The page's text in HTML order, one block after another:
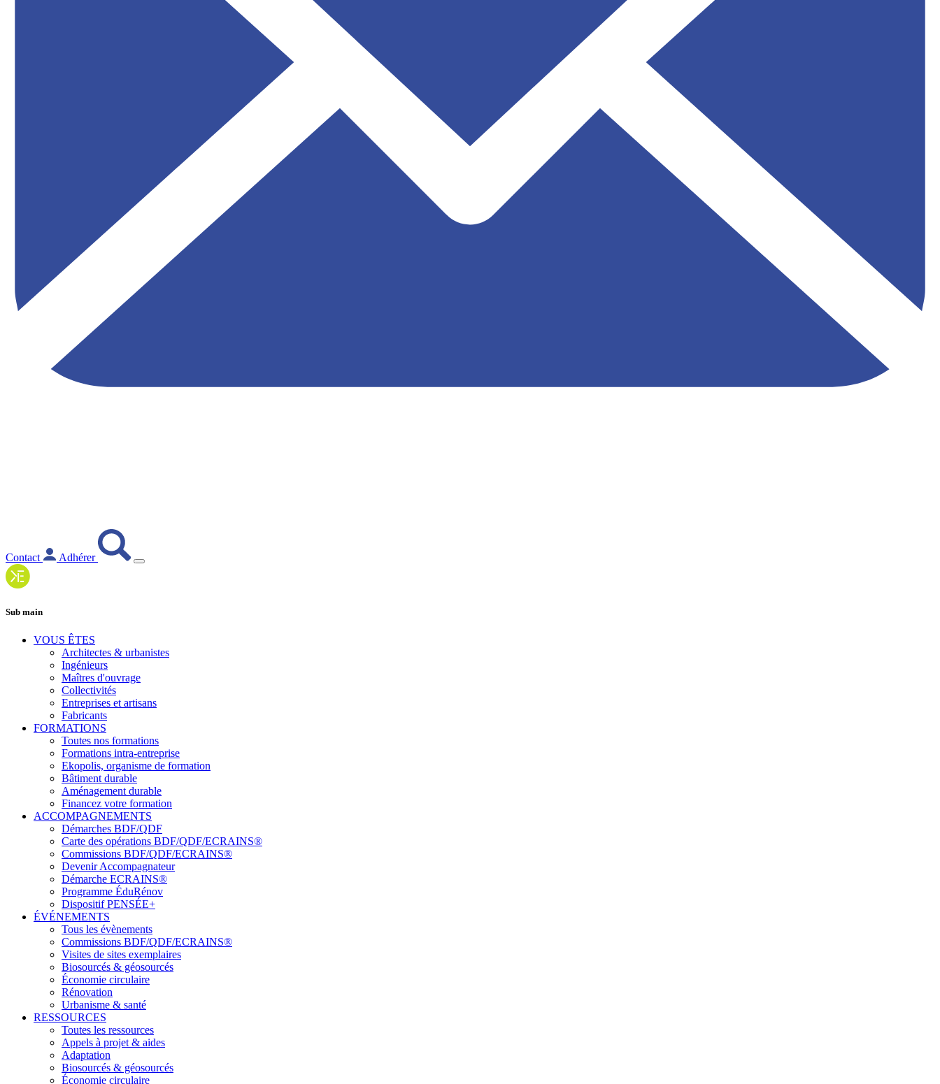
Contact Adhérer
Sub main
VOUS ÊTES
Architectes & urbanistes
Ingénieurs
Maîtres d'ouvrage
Collectivités
Entreprises et artisans
Fabricants
FORMATIONS
Toutes nos formations
Formations intra-entreprise
Ekopolis, organisme de formation
Bâtiment durable
Aménagement durable
Financez votre formation
ACCOMPAGNEMENTS
Démarches BDF/QDF
Carte des opérations BDF/QDF/ECRAINS®
Commissions BDF/QDF/ECRAINS®
Devenir Accompagnateur
Démarche ECRAINS®
Programme ÉduRénov
Dispositif PENSÉE+
ÉVÉNEMENTS
Tous les évènements
Commissions BDF/QDF/ECRAINS®
Visites de sites exemplaires
Biosourcés & géosourcés
Économie circulaire
Rénovation
Urbanisme & santé
RESSOURCES
Toutes les ressources
Appels à projet & aides
Adaptation
Biosourcés & géosourcés
Économie circulaire